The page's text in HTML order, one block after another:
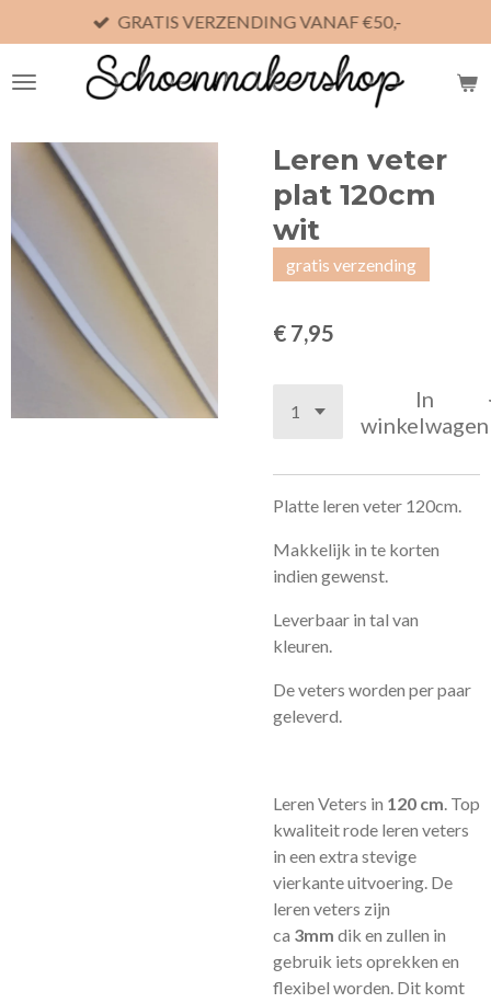
direct
naar
GRATIS VERZENDING VANAF €50,-
Leren veter
plat 120cm
wit
gratis verzending
€ 7,95
In
winkelwagen
Platte leren veter 120cm.
Makkelijk in te korten
indien gewenst.
Leverbaar in tal van
kleuren.
De veters worden per paar
geleverd.
Leren Veters in 120 cm. Top
kwaliteit rode leren veters
in een extra stevige
vierkante uitvoering. De
leren veters zijn
ca 3mm dik en zullen in
gebruik iets oprekken en
flexibel worden. Dit komt